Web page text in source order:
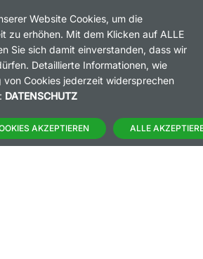
8-22 UHR
Website Cookies, um die
zu erhöhen. Mit dem Klicken auf ALLE
Sie sich damit einverstanden, dass wir
Detaillierte Informationen, wie
von Cookies jederzeit widersprechen
DATENSCHUTZ
AKZEPTIEREN ALLE